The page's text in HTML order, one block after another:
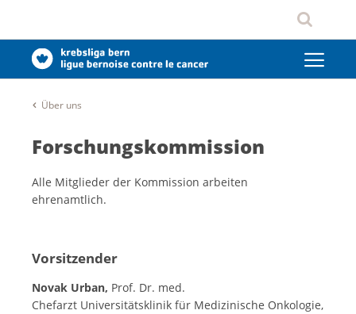
Über uns
Forschungskommission
Alle Mitglieder der Kommission arbeiten
ehrenamtlich.
Vorsitzender
Novak Urban, Prof. Dr. med.
Chefarzt Universitätsklinik für Medizinische Onkologie,